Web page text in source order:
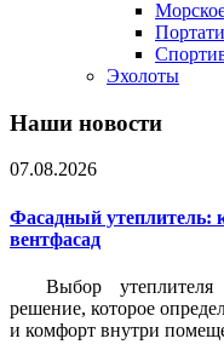
Эхолоты
Наши новости
07.08.2026
Фасадный утеплитель:
вентфасад
Выбор
решение, которое
и комфорт внутри